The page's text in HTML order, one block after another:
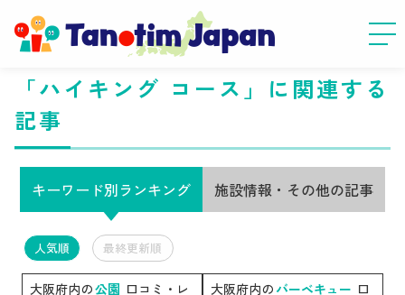
「ハイキング コース」に関連する
記事
キーワード別ランキング 施設情報・その他の記事
人気順 最終更新順
大阪府内の公園 口コミ・レ
大阪府内の バーベキュー 口